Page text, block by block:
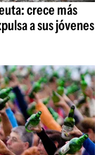
crece más
a sus jóvenes